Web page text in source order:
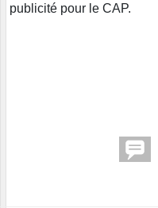
publicité pour le CAP.